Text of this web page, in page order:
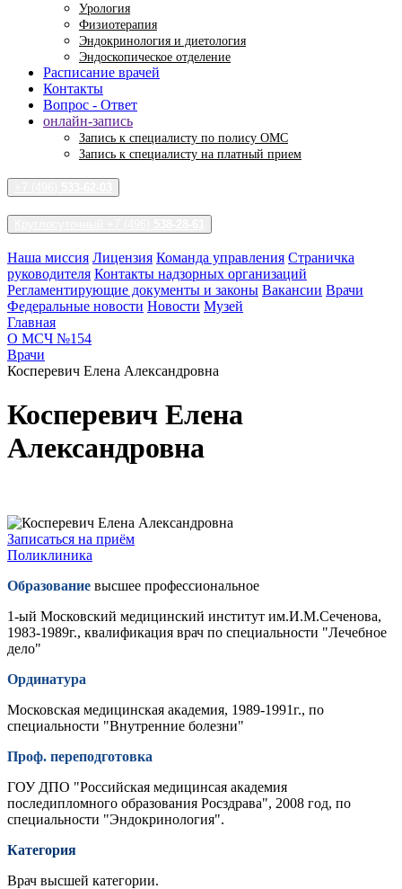
Урология
Физиотерапия
Эндокринология и диетология
Эндоскопическое отделение
Расписание врачей
Контакты
Вопрос - Ответ
онлайн-запись
Запись к специалисту по полису ОМС
Запись к специалисту на платный прием
Наша миссия Лицензия Команда управления Страничка
руководителя Контакты надзорных организаций
Регламентирующие документы и законы Вакансии Врачи
Федеральные новости Новости Музей
Главная
О МСЧ №154
Врачи
Косперевич Елена Александровна
Косперевич Елена
Александровна
Записаться на приём
Поликлиника
Образование высшее профессиональное
1-ый Московский медицинский институт им.И.М.Сеченова,
1983-1989г., квалификация врач по специальности "Лечебное
дело"
Ординатура
Московская медицинская академия, 1989-1991г., по
специальности "Внутренние болезни"
Проф. переподготовка
ГОУ ДПО "Российская медицинсая академия
последипломного образования Росздрава", 2008 год, по
специальности "Эндокринология".
Категория
Врач высшей категории.